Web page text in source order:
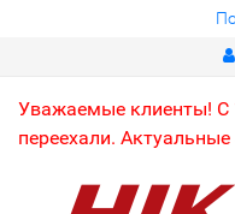
Уважаемые клиенты! С
переехали.